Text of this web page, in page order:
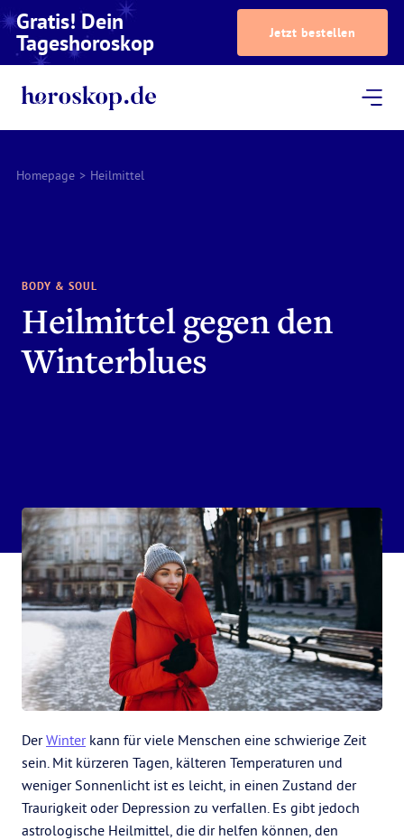
Gratis! Dein
Tageshoroskop Jetzt bestellen
Homepage > Heilmittel
BODY & SOUL
Heilmittel gegen den
Winterblues
DerWinterkann für viele Menschen eine schwierige Zeit
sein. Mit kürzeren Tagen, kälteren Temperaturen und
weniger Sonnenlicht ist es leicht, in einen Zustand der
Traurigkeit oder Depression zu verfallen. Es gibt jedoch
astrologische Heilmittel, die dir helfen können, den